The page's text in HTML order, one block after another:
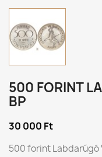
500 FORINT
BP
30 000 Ft
500 forint Labdarúgó